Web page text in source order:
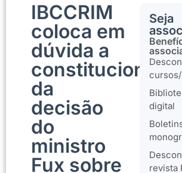
IBCCRIM
coloca em
dúvida a
da
decisão
do
ministro
Fux sobre
Seja
digital
revista